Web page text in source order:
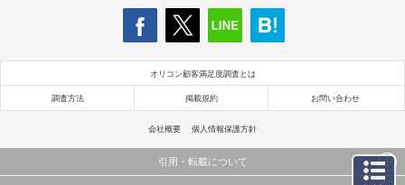
オリコン顧客満足度調査とは
調査方法 掲載規約 お問い合わせ
会社概要 個人情報保護方針
引用・転載について